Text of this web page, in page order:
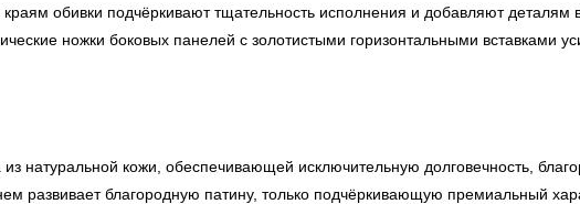
обивки подчёркивают тщательность исполнения и добавляют деталям
ножки боковых панелей с золотистыми горизонтальными вставками
натуральной кожи, обеспечивающей исключительную долговечность,
развивает благородную патину, только подчёркивающую премиальный